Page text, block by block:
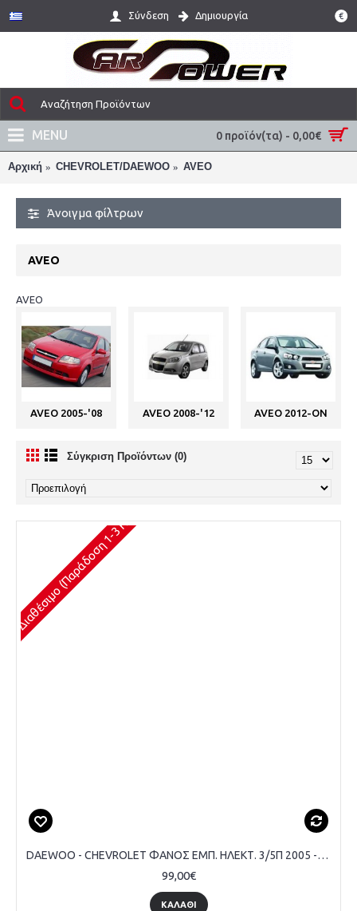
€
Σύνδεση Δημιουργία
0 προϊόν(τα) - 0,00€
MENU
Αρχική CHEVROLET/DAEWOO AVEO
Άνοιγμα φίλτρων
AVEO
AVEO
AVEO 2005-'08 AVEO 2008-'12 AVEO 2012-ON
Σύγκριση Προϊόντων (0)
Διαθέσιμο (Παράδοση 1-3 Ημέρες)
DAEWOO - CHEVROLET ΦΑΝΟΣ ΕΜΠ. ΗΛΕΚΤ. 3/5Π 2005 -07 ΜΑΥΡΟΣ - ΟΔΗΓΟΥ
99,00€
ΚΑΛΆΘΙ